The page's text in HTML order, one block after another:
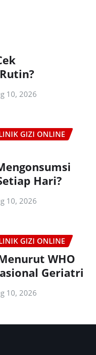
10, 2026
GIZI ONLINE
Hari?
10, 2026
GIZI ONLINE
WHO
Geriatri
10, 2026